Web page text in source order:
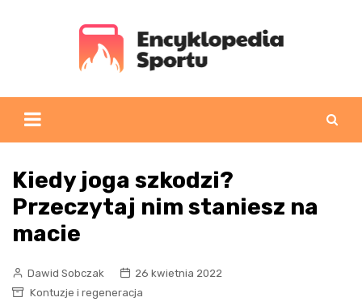
Kiedy joga szkodzi?
Przeczytaj nim staniesz na
macie
Dawid Sobczak
26 kwietnia 2022
Kontuzje i regeneracja